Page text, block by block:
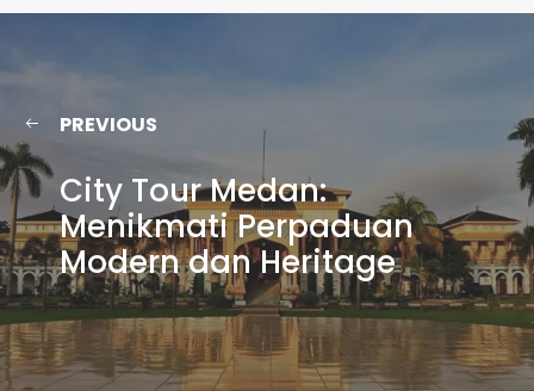
PREVIOUS
City Tour Medan:
Menikmati Perpaduan
Modern dan Heritage